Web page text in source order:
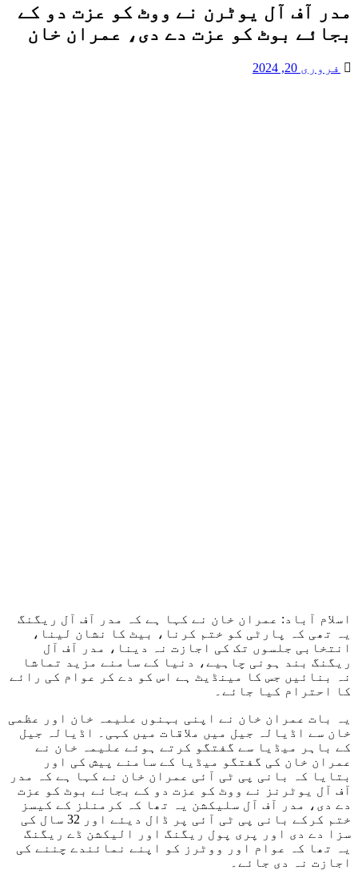
مدر آف آل یوٹرن نے ووٹ کو عزت دو کے
بجائے بوٹ کو عزت دے دی، عمران خان
فروری 20, 2024
اسلام آباد: عمران خان نے کہا ہے کہ مدر آف آل ریگنگ
یہ تھی کہ پارٹی کو ختم کرنا، بیٹ کا نشان لینا،
انتخابی جلسوں تک کی اجازت نہ دینا، مدر آف آل
ریگنگ بند ہونی چاہیے، دنیا کے سامنے مزید تماشا
نہ بنائیں جس کا مینڈیٹ ہے اس کو دے کر عوام کی رائے
کا احترام کیا جائے۔
یہ بات عمران خان نے اپنی بہنوں علیمہ خان اور عظمی
خان سے اڈیالہ جیل میں ملاقات میں کہی۔ اڈیالہ جیل
کے باہر میڈیا سے گفتگو کرتے ہوئے علیمہ خان نے
عمران خان کی گفتگو میڈیا کے سامنے پیش کی اور
بتایا کہ بانی پی ٹی آئی عمران خان نے کہا ہے کہ مدر
آف آل یوٹرنز نے ووٹ کو عزت دو کے بجائے بوٹ کو عزت
دے دی، مدر آف آل سلیکشن یہ تھا کہ کرمنلز کے کیسز
ختم کرکے بانی پی ٹی آئی پر ڈال دیئے اور 32 سال کی
سزا دے دی اور پری پول ریگنگ اور الیکشن ڈے ریگنگ
یہ تھا کہ عوام اور ووٹرز کو اپنے نمائندے چننے کی
اجازت نہ دی جائے۔